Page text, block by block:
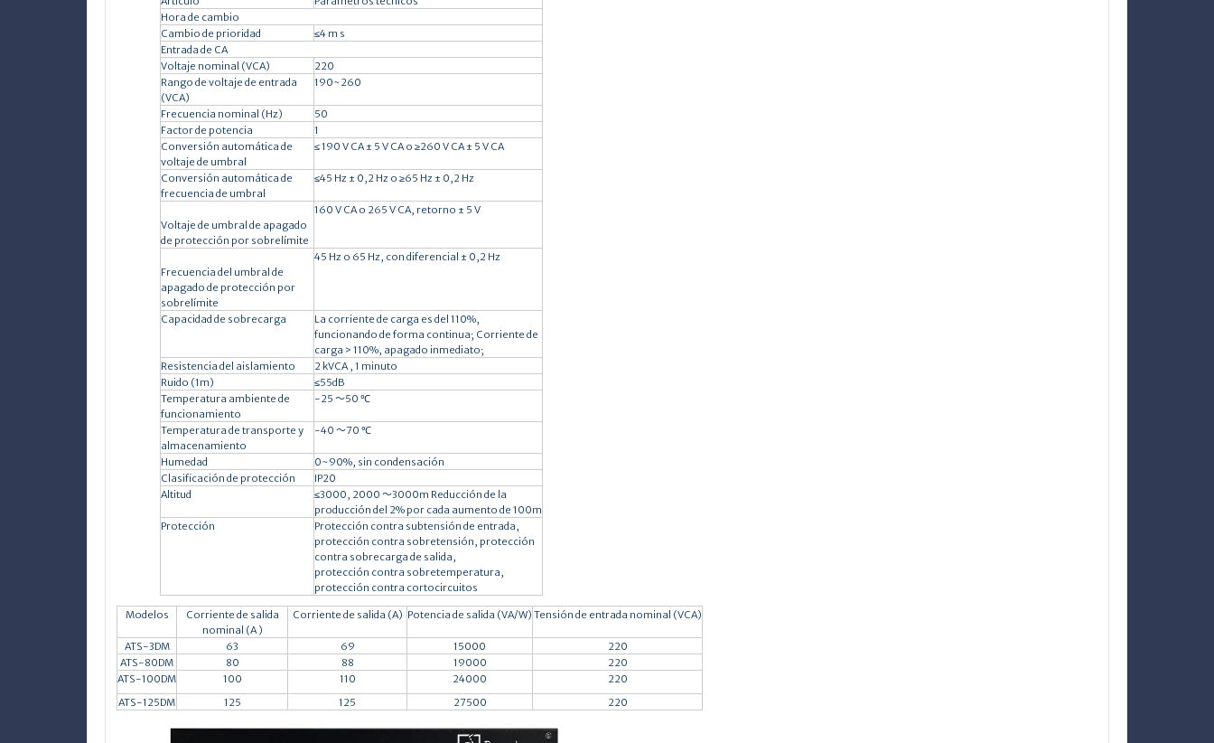
Hora de cambio
Cambio de prioridad
≤4 m s
Entrada de CA
Voltaje nominal (VCA)
220
Rango de voltaje de entrada
(VCA)
190~260
Frecuencia nominal (Hz)
50
Factor de potencia
1
Conversión automática de
voltaje de umbral
≤ 190 V CA ± 5 V CA o ≥260 V CA ± 5 V CA
Conversión automática de
frecuencia de umbral
≤45 Hz ± 0,2 Hz o ≥65 Hz ± 0,2 Hz
Voltaje de umbral de apagado
de protección por sobrelímite
160 V CA o 265 V CA, retorno ± 5 V
Frecuencia del umbral de
apagado de protección por
sobrelímite
45 Hz o 65 Hz, con diferencial ± 0,2 Hz
Capacidad de sobrecarga
La corriente de carga es del 110%,
funcionando de forma continua; Corriente de
carga > 110%, apagado inmediato;
Resistencia del aislamiento
2 kVCA 1 minuto
Ruido (1m)
≤55dB
Temperatura ambiente de
funcionamiento
-25 ～50 ℃
Temperatura de transporte y
almacenamiento
-40 ～70 ℃
Humedad
0~90%, sin condensación
Clasificación de protección
IP20
Altitud
≤3000, 2000 ～3000m Reducción de la
producción del 2% por cada aumento de 100m
Protección
Protección contra subtensión de entrada,
protección contra sobretensión, protección
contra sobrecarga de salida,
protección contra sobretemperatura,
protección contra cortocircuitos
Modelos
Corriente de salida
nominal (A )
Corriente de salida (A) Potencia de salida (VA/W) Tensión de entrada nominal (VCA)
ATS-3DM 63 69 15000
220
ATS-80DM
80 88 19000
220
ATS-100DM
100 110 24000
220
ATS-125DM
125 125 27500 220